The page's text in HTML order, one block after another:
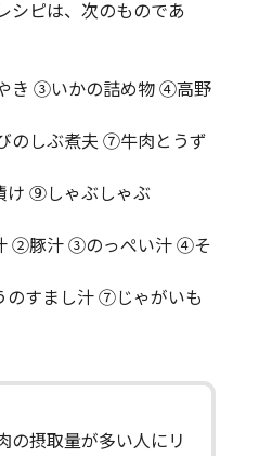
ピは、次のものであ
き ③いかの詰め物 ④高野
しぶ煮夫 ⑦牛肉とうず
け ⑨しゃぶしゃぶ
②豚汁 ③のっぺい汁 ④そ
すまし汁 ⑦じゃがいも
の摂取量が多い人にリ